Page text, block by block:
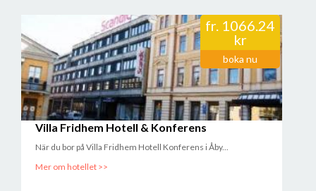
fr. 1066.24
kr
boka nu
Villa Fridhem Hotell & Konferens
När du bor på Villa Fridhem Hotell Konferens i Åby...
Mer om hotellet >>